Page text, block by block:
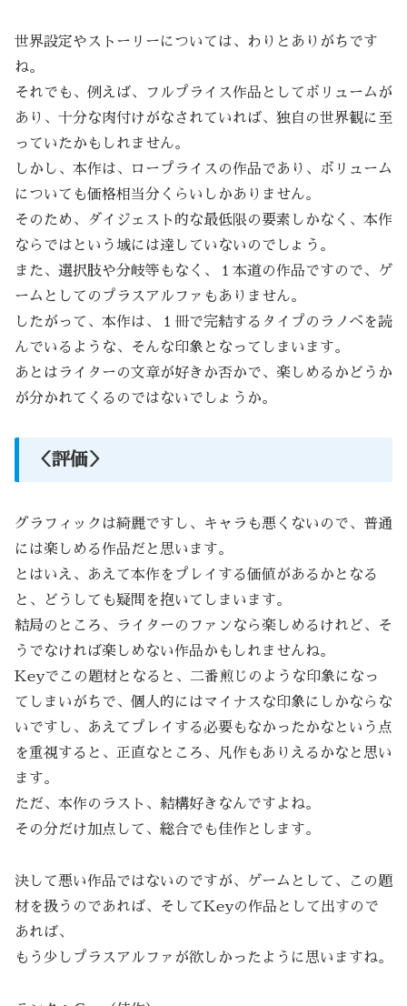
世界設定やストーリーについては、わりとありがちです
ね。
それでも、例えば、フルプライス作品としてボリュームが
あり、十分な肉付けがなされていれば、独自の世界観に至
っていたかもしれません。
しかし、本作は、ロープライスの作品であり、ボリューム
についても価格相当分くらいしかありません。
そのため、ダイジェスト的な最低限の要素しかなく、本作
ならではという域には達していないのでしょう。
また、選択肢や分岐等もなく、１本道の作品ですので、ゲ
ームとしてのプラスアルファもありません。
したがって、本作は、１冊で完結するタイプのラノベを読
んでいるような、そんな印象となってしまいます。
あとはライターの文章が好きか否かで、楽しめるかどうか
が分かれてくるのではないでしょうか。
＜評価＞
グラフィックは綺麗ですし、キャラも悪くないので、普通
には楽しめる作品だと思います。
とはいえ、あえて本作をプレイする価値があるかとなる
と、どうしても疑問を抱いてしまいます。
結局のところ、ライターのファンなら楽しめるけれど、そ
うでなければ楽しめない作品かもしれませんね。
Keyでこの題材となると、二番煎じのような印象になっ
てしまいがちで、個人的にはマイナスな印象にしかならな
いですし、あえてプレイする必要もなかったかなという点
を重視すると、正直なところ、凡作もありえるかなと思い
ます。
ただ、本作のラスト、結構好きなんですよね。
その分だけ加点して、総合でも佳作とします。
決して悪い作品ではないのですが、ゲームとして、この題
材を扱うのであれば、そしてKeyの作品として出すので
あれば、
もう少しプラスアルファが欲しかったように思いますね。